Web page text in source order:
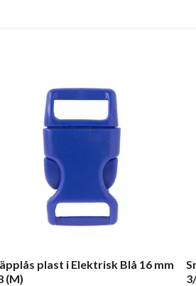
plast i Elektrisk Blå 16 mm
(M)